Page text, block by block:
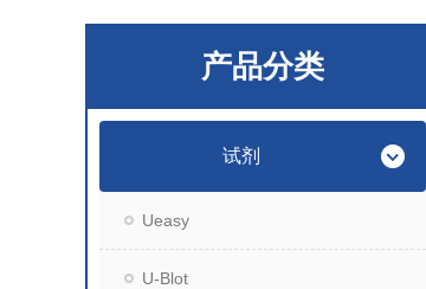
产品分类
试剂
Ueasy
U-Blot